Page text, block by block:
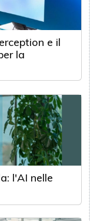
e il
la
l'AI nelle